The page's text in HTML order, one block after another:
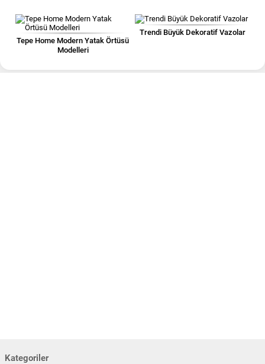
Tepe Home Modern Yatak Örtüsü
Modelleri
Trendi Büyük Dekoratif Vazolar
Kategoriler